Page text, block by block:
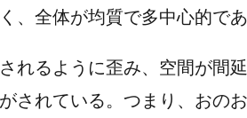
、全体が均質で多中心的であ
れるように歪み、空間が間
されている。つまり、おの